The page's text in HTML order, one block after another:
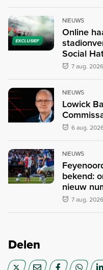
EXCLUSIEF
NIEUWS
Online
Social
7 aug.
NIEUWS
Lowick
6 aug.
NIEUWS
bekend:
nieuw
7 aug.
Delen